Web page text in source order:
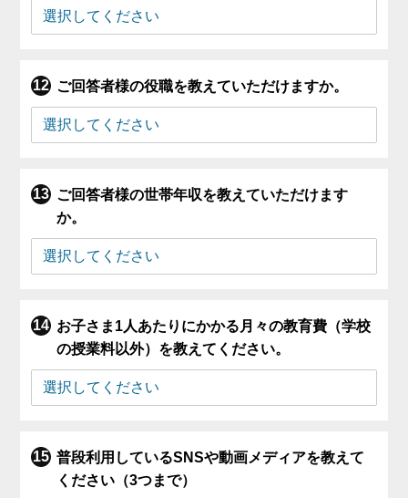
ご回答者様の役職を教えていただけますか。
ご回答者様の世帯年収を教えていただけます
か。
お子さま1人あたりにかかる月々の教育費（学校
の授業料以外）を教えてください。
普段利用しているSNSや動画メディアを教えて
ください（3つまで）